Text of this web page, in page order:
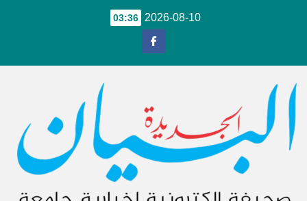
2026-08-10
03:36